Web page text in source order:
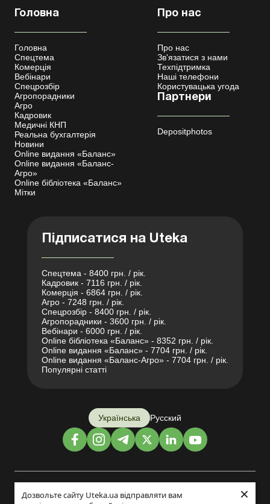
Дозвольте сайту Uteka.ua відправляти вам
×
Головна
Головна
Спецтема
Комерція
Вебінари
Спецрозбір
Агропорадники
Агро
Кадровик
Медичні КНП
Реальна бухгалтерія
Новини
Online видання «Баланс»
Online видання «Баланс-
Агро»
Online бібліотека «Баланс»
Мітки
Про нас
Про нас
Зв'язатися з нами
Техпідтримка
Наші телефони
Користувацька угода
Партнери
Depositphotos
Підписатися на Uteka
Спецтема - 8400 грн. / рік.
Кадровик - 7116 грн. / рік.
Комерція - 6864 грн. / рік.
Агро - 7248 грн. / рік.
Спецрозбір - 8400 грн. / рік.
Агропорадники - 3600 грн. / рік.
Вебінари - 6000 грн. / рік.
Online бібліотека «Баланс» - 8352 грн. / рік.
Online видання «Баланс» - 7704 грн. / рік.
Online видання «Баланс-Агро» - 7704 грн. / рік.
Популярні статті
Українська Русский
Дизайн і розробка: